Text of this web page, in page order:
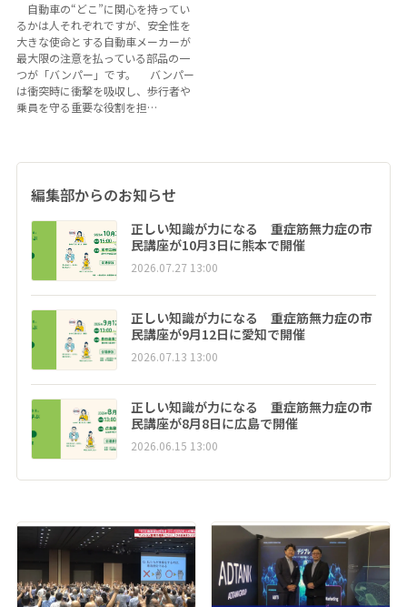
自動車の“どこ”に関心を持ってい
るかは人それぞれですが、安全性を
大きな使命とする自動車メーカーが
最大限の注意を払っている部品の一
つが「バンパー」です。 バンパー
は衝突時に衝撃を吸収し、歩行者や
乗員を守る重要な役割を担…
編集部からのお知らせ
正しい知識が力になる 重症筋無力症の市
民講座が10月3日に熊本で開催
2026.07.27 13:00
正しい知識が力になる 重症筋無力症の市
民講座が9月12日に愛知で開催
2026.07.13 13:00
正しい知識が力になる 重症筋無力症の市
民講座が8月8日に広島で開催
2026.06.15 13:00